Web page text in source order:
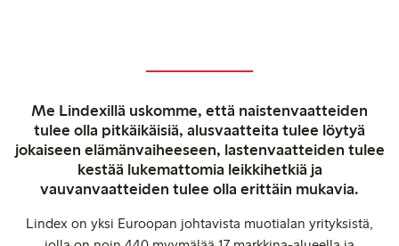
Me Lindexillä uskomme, että naistenvaatteiden
tulee olla pitkäikäisiä, alusvaatteita tulee löytyä
jokaiseen elämänvaiheeseen, lastenvaatteiden tulee
kestää lukemattomia leikkihetkiä ja
vauvanvaatteiden tulee olla erittäin mukavia.
Lindex on yksi Euroopan johtavista muotialan yrityksistä,